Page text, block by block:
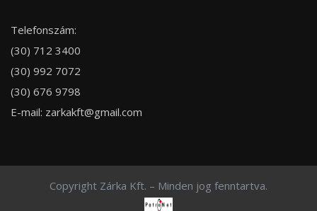
Telefonszám:
(30) 712 3400
(30) 992 7072
(30) 676 9798
E-mail: zarkakft@gmail.com
Copyright Zárka Kft. – Minden jog fenntartva.